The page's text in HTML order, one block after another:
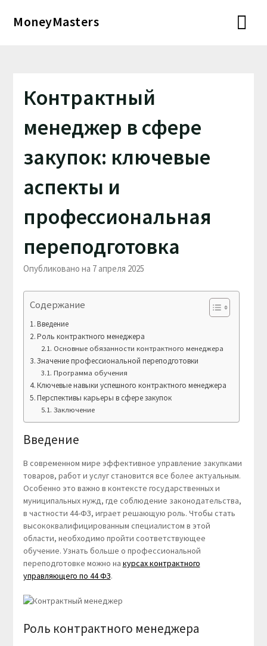
MoneyMasters
Контрактный
менеджер в сфере
закупок: ключевые
аспекты и
профессиональная
переподготовка
Опубликовано на 7 апреля 2025
Содержание
Введение
Роль контрактного менеджера
Основные обязанности контрактного менеджера
Значение профессиональной переподготовки
Программа обучения
Ключевые навыки успешного контрактного менеджера
Перспективы карьеры в сфере закупок
Заключение
Введение
В современном мире эффективное управление закупками
товаров, работ и услуг становится все более актуальным.
Особенно это важно в контексте государственных и
муниципальных нужд, где соблюдение законодательства,
в частности 44-ФЗ, играет решающую роль. Чтобы стать
высококвалифицированным специалистом в этой
области, необходимо пройти соответствующее
обучение. Узнать больше о профессиональной
переподготовке можно на курсах контрактного
управляющего по 44 ФЗ.
Роль контрактного менеджера